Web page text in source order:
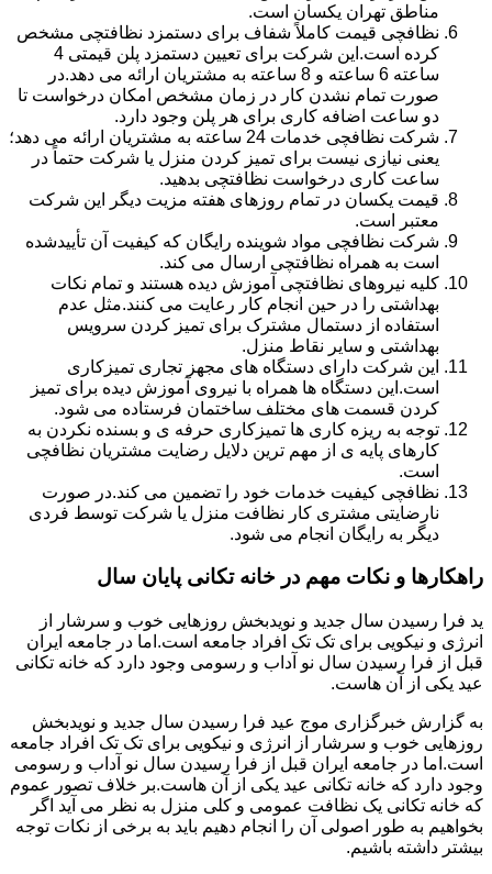
مناطق تهران یکسان است.
نظافچی قیمت کاملاً شفاف برای دستمزد نظافتچی مشخص
کرده است.این شرکت برای تعیین دستمزد پلن قیمتی 4
ساعته 6 ساعته و 8 ساعته به مشتریان ارائه می دهد.در
صورت تمام نشدن کار در زمان مشخص امکان درخواست تا
دو ساعت اضافه کاری برای هر پلن وجود دارد.
شرکت نظافچی خدمات 24 ساعته به مشتریان ارائه می دهد؛
یعنی نیازی نیست برای تمیز کردن منزل یا شرکت حتماً در
ساعت کاری درخواست نظافتچی بدهید.
قیمت یکسان در تمام روزهای هفته مزیت دیگر این شرکت
معتبر است.
شرکت نظافچی مواد شوینده رایگان که کیفیت آن تأییدشده
است به همراه نظافتچی ارسال می کند.
کلیه نیروهای نظافتچی آموزش دیده هستند و تمام نکات
بهداشتی را در حین انجام کار رعایت می کنند.مثل عدم
استفاده از دستمال مشترک برای تمیز کردن سرویس
بهداشتی و سایر نقاط منزل.
این شرکت دارای دستگاه های مجهز تجاری تمیزکاری
است.این دستگاه ها همراه با نیروی آموزش دیده برای تمیز
کردن قسمت های مختلف ساختمان فرستاده می شود.
توجه به ریزه کاری ها تمیزکاری حرفه ی و بسنده نکردن به
کارهای پایه ی از مهم ترین دلایل رضایت مشتریان نظافچی
است.
نظافچی کیفیت خدمات خود را تضمین می کند.در صورت
نارضایتی مشتری کار نظافت منزل یا شرکت توسط فردی
دیگر به رایگان انجام می شود.
راهکارها و نکات مهم در خانه تکانی پایان سال
ید فرا رسیدن سال جدید و نویدبخش روزهایی خوب و سرشار از
انرژی و نیکویی برای تک تک افراد جامعه است.اما در جامعه ایران
قبل از فرا رسیدن سال نو آداب و رسومی وجود دارد که خانه تکانی
عید یکی از آن هاست.
به گزارش خبرگزاری موج عید فرا رسیدن سال جدید و نویدبخش
روزهایی خوب و سرشار از انرژی و نیکویی برای تک تک افراد جامعه
است.اما در جامعه ایران قبل از فرا رسیدن سال نو آداب و رسومی
وجود دارد که خانه تکانی عید یکی از آن هاست.بر خلاف تصور عموم
که خانه تکانی یک نظافت عمومی و کلی منزل به نظر می آید اگر
بخواهیم به طور اصولی آن را انجام دهیم باید به برخی از نکات توجه
بیشتر داشته باشیم.